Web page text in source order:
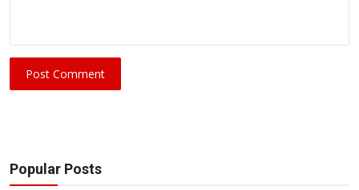
Post Comment
Popular Posts